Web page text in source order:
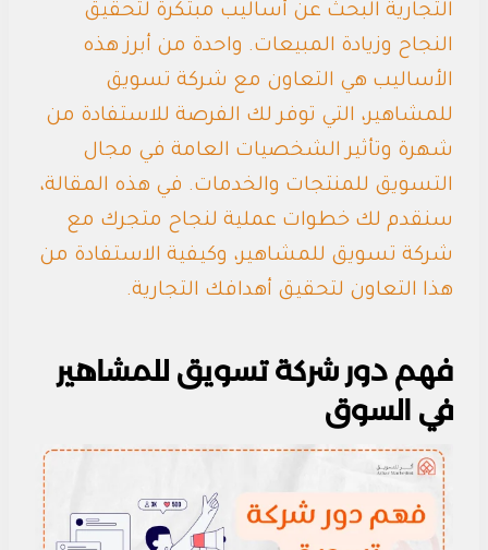
التجارية البحث عن أساليب مبتكرة لتحقيق
النجاح وزيادة المبيعات. واحدة من أبرز هذه
الأساليب هي التعاون مع شركة تسويق
للمشاهير، التي توفر لك الفرصة للاستفادة من
شهرة وتأثير الشخصيات العامة في مجال
التسويق للمنتجات والخدمات. في هذه المقالة،
سنقدم لك خطوات عملية لنجاح متجرك مع
شركة تسويق للمشاهير، وكيفية الاستفادة من
هذا التعاون لتحقيق أهدافك التجارية.
فهم دور شركة تسويق للمشاهير
في السوق